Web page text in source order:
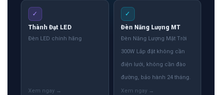
✓
Thành Đạt LED
Đèn LED chính hãng
✓
Đèn Năng Lượng MT
Đèn Năng Lượng Mặt Trời
300W Lắp đặt không cần
điện lưới, không cần đào
đường, bảo hành 24 tháng.